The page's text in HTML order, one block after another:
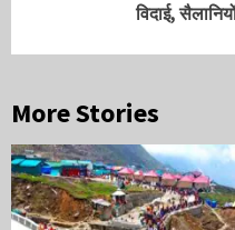
विदाई,
More Stories